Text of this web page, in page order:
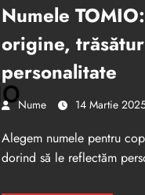
Numele
origine,
personalitate
Nume 14 Martie
Alegem numele pentru
dorind să le reflectăm